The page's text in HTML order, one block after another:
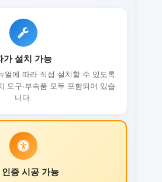
가 설치 가능
얼에 따라 직접 설치할 수 있도록
도구·부속품 모두 포함되어 있습
니다.
인증 시공 가능